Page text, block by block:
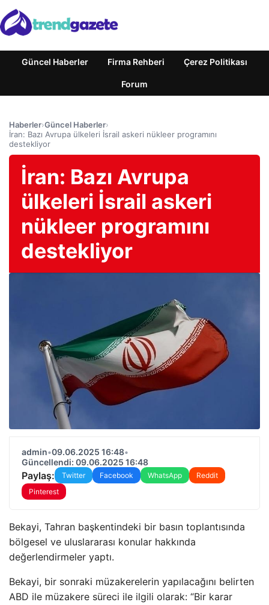
Güncel Haberler Firma Rehberi Çerez Politikası
Forum
Haberler›Güncel Haberler›
İran: Bazı Avrupa ülkeleri İsrail askeri nükleer programını
destekliyor
İran: Bazı Avrupa
ülkeleri İsrail askeri
nükleer programını
destekliyor
admin•09.06.2025 16:48•
Güncellendi: 09.06.2025 16:48
Paylaş: Twitter Facebook WhatsApp
Reddit
Pinterest
Bekayi, Tahran başkentindeki bir basın toplantısında
bölgesel ve uluslararası konular hakkında
değerlendirmeler yaptı.
Bekayi, bir sonraki müzakerelerin yapılacağını belirten
ABD ile müzakere süreci ile ilgili olarak: “Bir karar